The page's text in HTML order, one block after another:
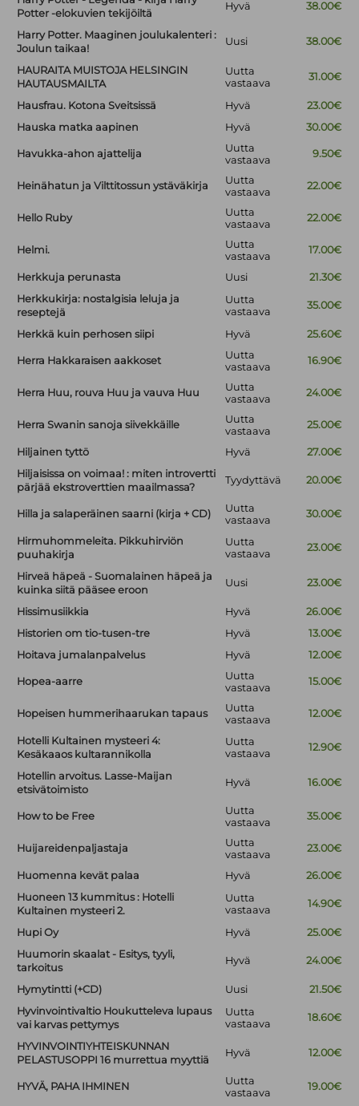
Potter -elokuvien tekijöiltä
Hyvä 38.00€
Harry Potter. Maaginen joulukalenteri :
Joulun taikaa!
Uusi 38.00€
HAURAITA MUISTOJA HELSINGIN
HAUTAUSMAILTA
Uutta
vastaava
31.00€
Hausfrau. Kotona Sveitsissä Hyvä
23.00€
Hauska matka aapinen
Hyvä 30.00€
Havukka-ahon ajattelija
Uutta
vastaava
9.50€
Heinähatun ja Vilttitossun ystäväkirja
Uutta
vastaava
22.00€
Hello Ruby
Uutta
vastaava
22.00€
Helmi.
Uutta
vastaava
17.00€
Herkkuja perunasta Uusi
21.30€
Herkkukirja: nostalgisia leluja ja
reseptejä
Uutta
vastaava
35.00€
Herkkä kuin perhosen siipi Hyvä 25.60€
Herra Hakkaraisen aakkoset
Uutta
vastaava
16.90€
Herra Huu, rouva Huu ja vauva Huu
Uutta
vastaava
24.00€
Herra Swanin sanoja siivekkäille
Uutta
vastaava
25.00€
Hiljainen tyttö Hyvä
27.00€
Hiljaisissa on voimaa! : miten introvertti
pärjää ekstroverttien maailmassa?
Tyydyttävä 20.00€
Hilla ja salaperäinen saarni (kirja + CD)
Uutta
vastaava
30.00€
Hirmuhommeleita. Pikkuhirviön
puuhakirja
Uutta
vastaava
23.00€
Hirveä häpeä - Suomalainen häpeä ja
kuinka siitä pääsee eroon
Uusi 23.00€
Hissimusiikkia Hyvä
26.00€
Historien om tio-tusen-tre
Hyvä
13.00€
Hoitava jumalanpalvelus
Hyvä 12.00€
Hopea-aarre
Uutta
vastaava
15.00€
Hopeisen hummerihaarukan tapaus
Uutta
vastaava
12.00€
Hotelli Kultainen mysteeri 4:
Kesäkaaos kultarannikolla
Uutta
vastaava
12.90€
Hotellin arvoitus. Lasse-Maijan
etsivätoimisto
Hyvä 16.00€
How to be Free
Uutta
vastaava
35.00€
Huijareidenpaljastaja
Uutta
vastaava
23.00€
Huomenna kevät palaa Hyvä
26.00€
Huoneen 13 kummitus : Hotelli
Kultainen mysteeri 2.
Uutta
vastaava
14.90€
Hupi Oy Hyvä
25.00€
Huumorin skaalat - Esitys, tyyli,
tarkoitus
Hyvä 24.00€
Hymytintti (+CD) Uusi
21.50€
Hyvinvointivaltio Houkutteleva lupaus
vai karvas pettymys
Uutta
vastaava
18.60€
HYVINVOINTIYHTEISKUNNAN
PELASTUSOPPI 16 murrettua myyttiä
Hyvä 12.00€
HYVÄ, PAHA IHMINEN
Uutta
vastaava
19.00€